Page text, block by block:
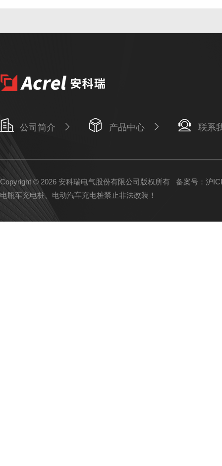
公司简介 产品中心 联系
Copyright © 2026 安科瑞电气股份有限公司版权所有 备案号：沪
电瓶车充电桩、电动汽车充电桩禁止非法改装！